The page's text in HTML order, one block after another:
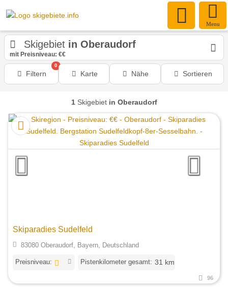
Menu
Skigebiet in Oberaudorf
mit Preisniveau: €€
Filtern
0
Karte Nähe Sortieren
1Skigebiet in Oberaudorf
Skiparadies Sudelfeld
83080 Oberaudorf, Bayern, Deutschland
Preisniveau: Pistenkilometer gesamt: 31 km
96